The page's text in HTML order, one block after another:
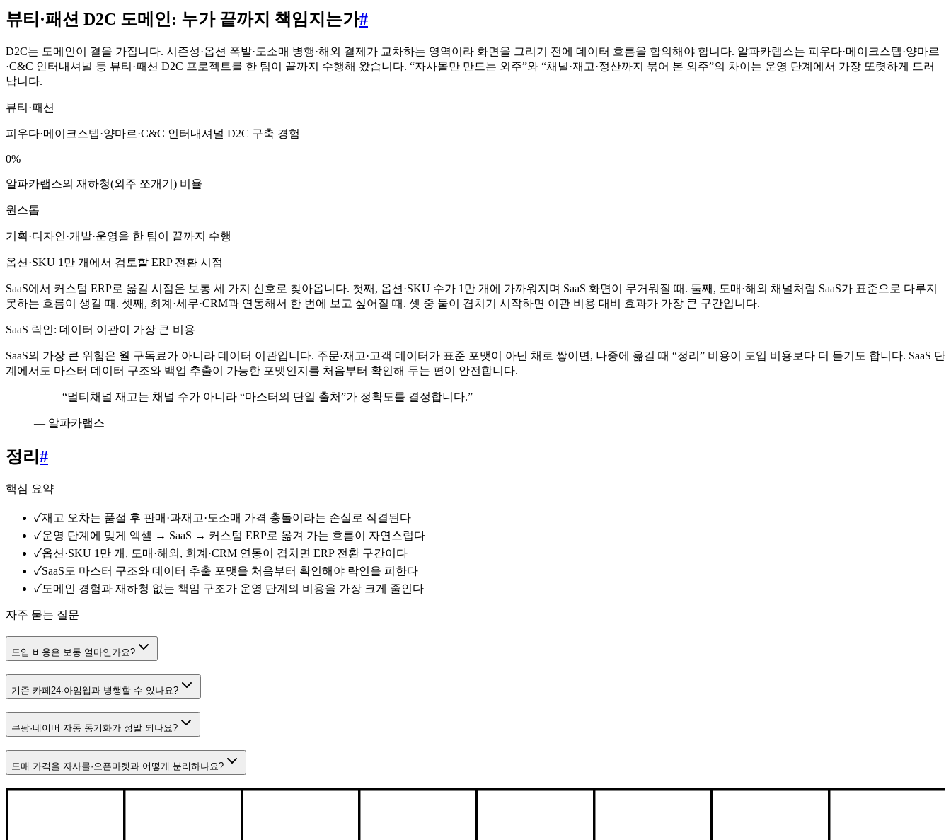
뷰티·패션 D2C 도메인: 누가 끝까지 책임지는가#
D2C는 도메인이 결을 가집니다. 시즌성·옵션 폭발·도소매 병행·해외 결제가 교차하는 영역이라 화면을 그리기 전에 데이터 흐름을 합의해야 합니다. 알파카랩스는 피우다·메이크스텝·양마르
·C&C 인터내셔널 등 뷰티·패션 D2C 프로젝트를 한 팀이 끝까지 수행해 왔습니다. “자사몰만 만드는 외주”와 “채널·재고·정산까지 묶어 본 외주”의 차이는 운영 단계에서 가장 또렷하게 드러
납니다.
뷰티·패션
피우다·메이크스텝·양마르·C&C 인터내셔널 D2C 구축 경험
0%
알파카랩스의 재하청(외주 쪼개기) 비율
원스톱
기획·디자인·개발·운영을 한 팀이 끝까지 수행
옵션·SKU 1만 개에서 검토할 ERP 전환 시점
SaaS에서 커스텀 ERP로 옮길 시점은 보통 세 가지 신호로 찾아옵니다. 첫째, 옵션·SKU 수가 1만 개에 가까워지며 SaaS 화면이 무거워질 때. 둘째, 도매·해외 채널처럼 SaaS가 표준으로 다루지
못하는 흐름이 생길 때. 셋째, 회계·세무·CRM과 연동해서 한 번에 보고 싶어질 때. 셋 중 둘이 겹치기 시작하면 이관 비용 대비 효과가 가장 큰 구간입니다.
SaaS 락인: 데이터 이관이 가장 큰 비용
SaaS의 가장 큰 위험은 월 구독료가 아니라 데이터 이관입니다. 주문·재고·고객 데이터가 표준 포맷이 아닌 채로 쌓이면, 나중에 옮길 때 “정리” 비용이 도입 비용보다 더 들기도 합니다. SaaS 단
계에서도 마스터 데이터 구조와 백업 추출이 가능한 포맷인지를 처음부터 확인해 두는 편이 안전합니다.
“멀티채널 재고는 채널 수가 아니라 “마스터의 단일 출처”가 정확도를 결정합니다.”
— 알파카랩스
정리 #
핵심 요약
✓재고 오차는 품절 후 판매·과재고·도소매 가격 충돌이라는 손실로 직결된다
✓운영 단계에 맞게 엑셀 → SaaS → 커스텀 ERP로 옮겨 가는 흐름이 자연스럽다
✓옵션·SKU 1만 개, 도매·해외, 회계·CRM 연동이 겹치면 ERP 전환 구간이다
✓SaaS도 마스터 구조와 데이터 추출 포맷을 처음부터 확인해야 락인을 피한다
✓도메인 경험과 재하청 없는 책임 구조가 운영 단계의 비용을 가장 크게 줄인다
자주 묻는 질문
도입 비용은 보통 얼마인가요?
기존 카페24·아임웹과 병행할 수 있나요?
쿠팡·네이버 자동 동기화가 정말 되나요?
도매 가격을 자사몰·오픈마켓과 어떻게 분리하나요?